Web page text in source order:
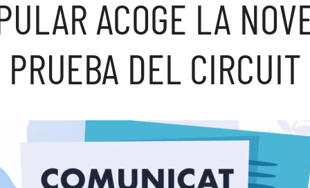
ACOGE LA
PRUEBA DEL CIRCUIT